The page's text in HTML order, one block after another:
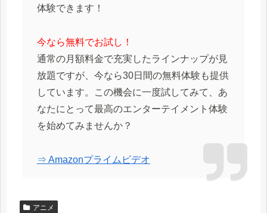
体験できます！
今なら無料でお試し！
通常の月額料金で充実したラインナップが見
放題ですが、今なら30日間の無料体験も提供
しています。この機会に一度試してみて、あ
なたにとって最高のエンターテイメント体験
を始めてみませんか？
⇒ Amazonプライムビデオ
アニメ